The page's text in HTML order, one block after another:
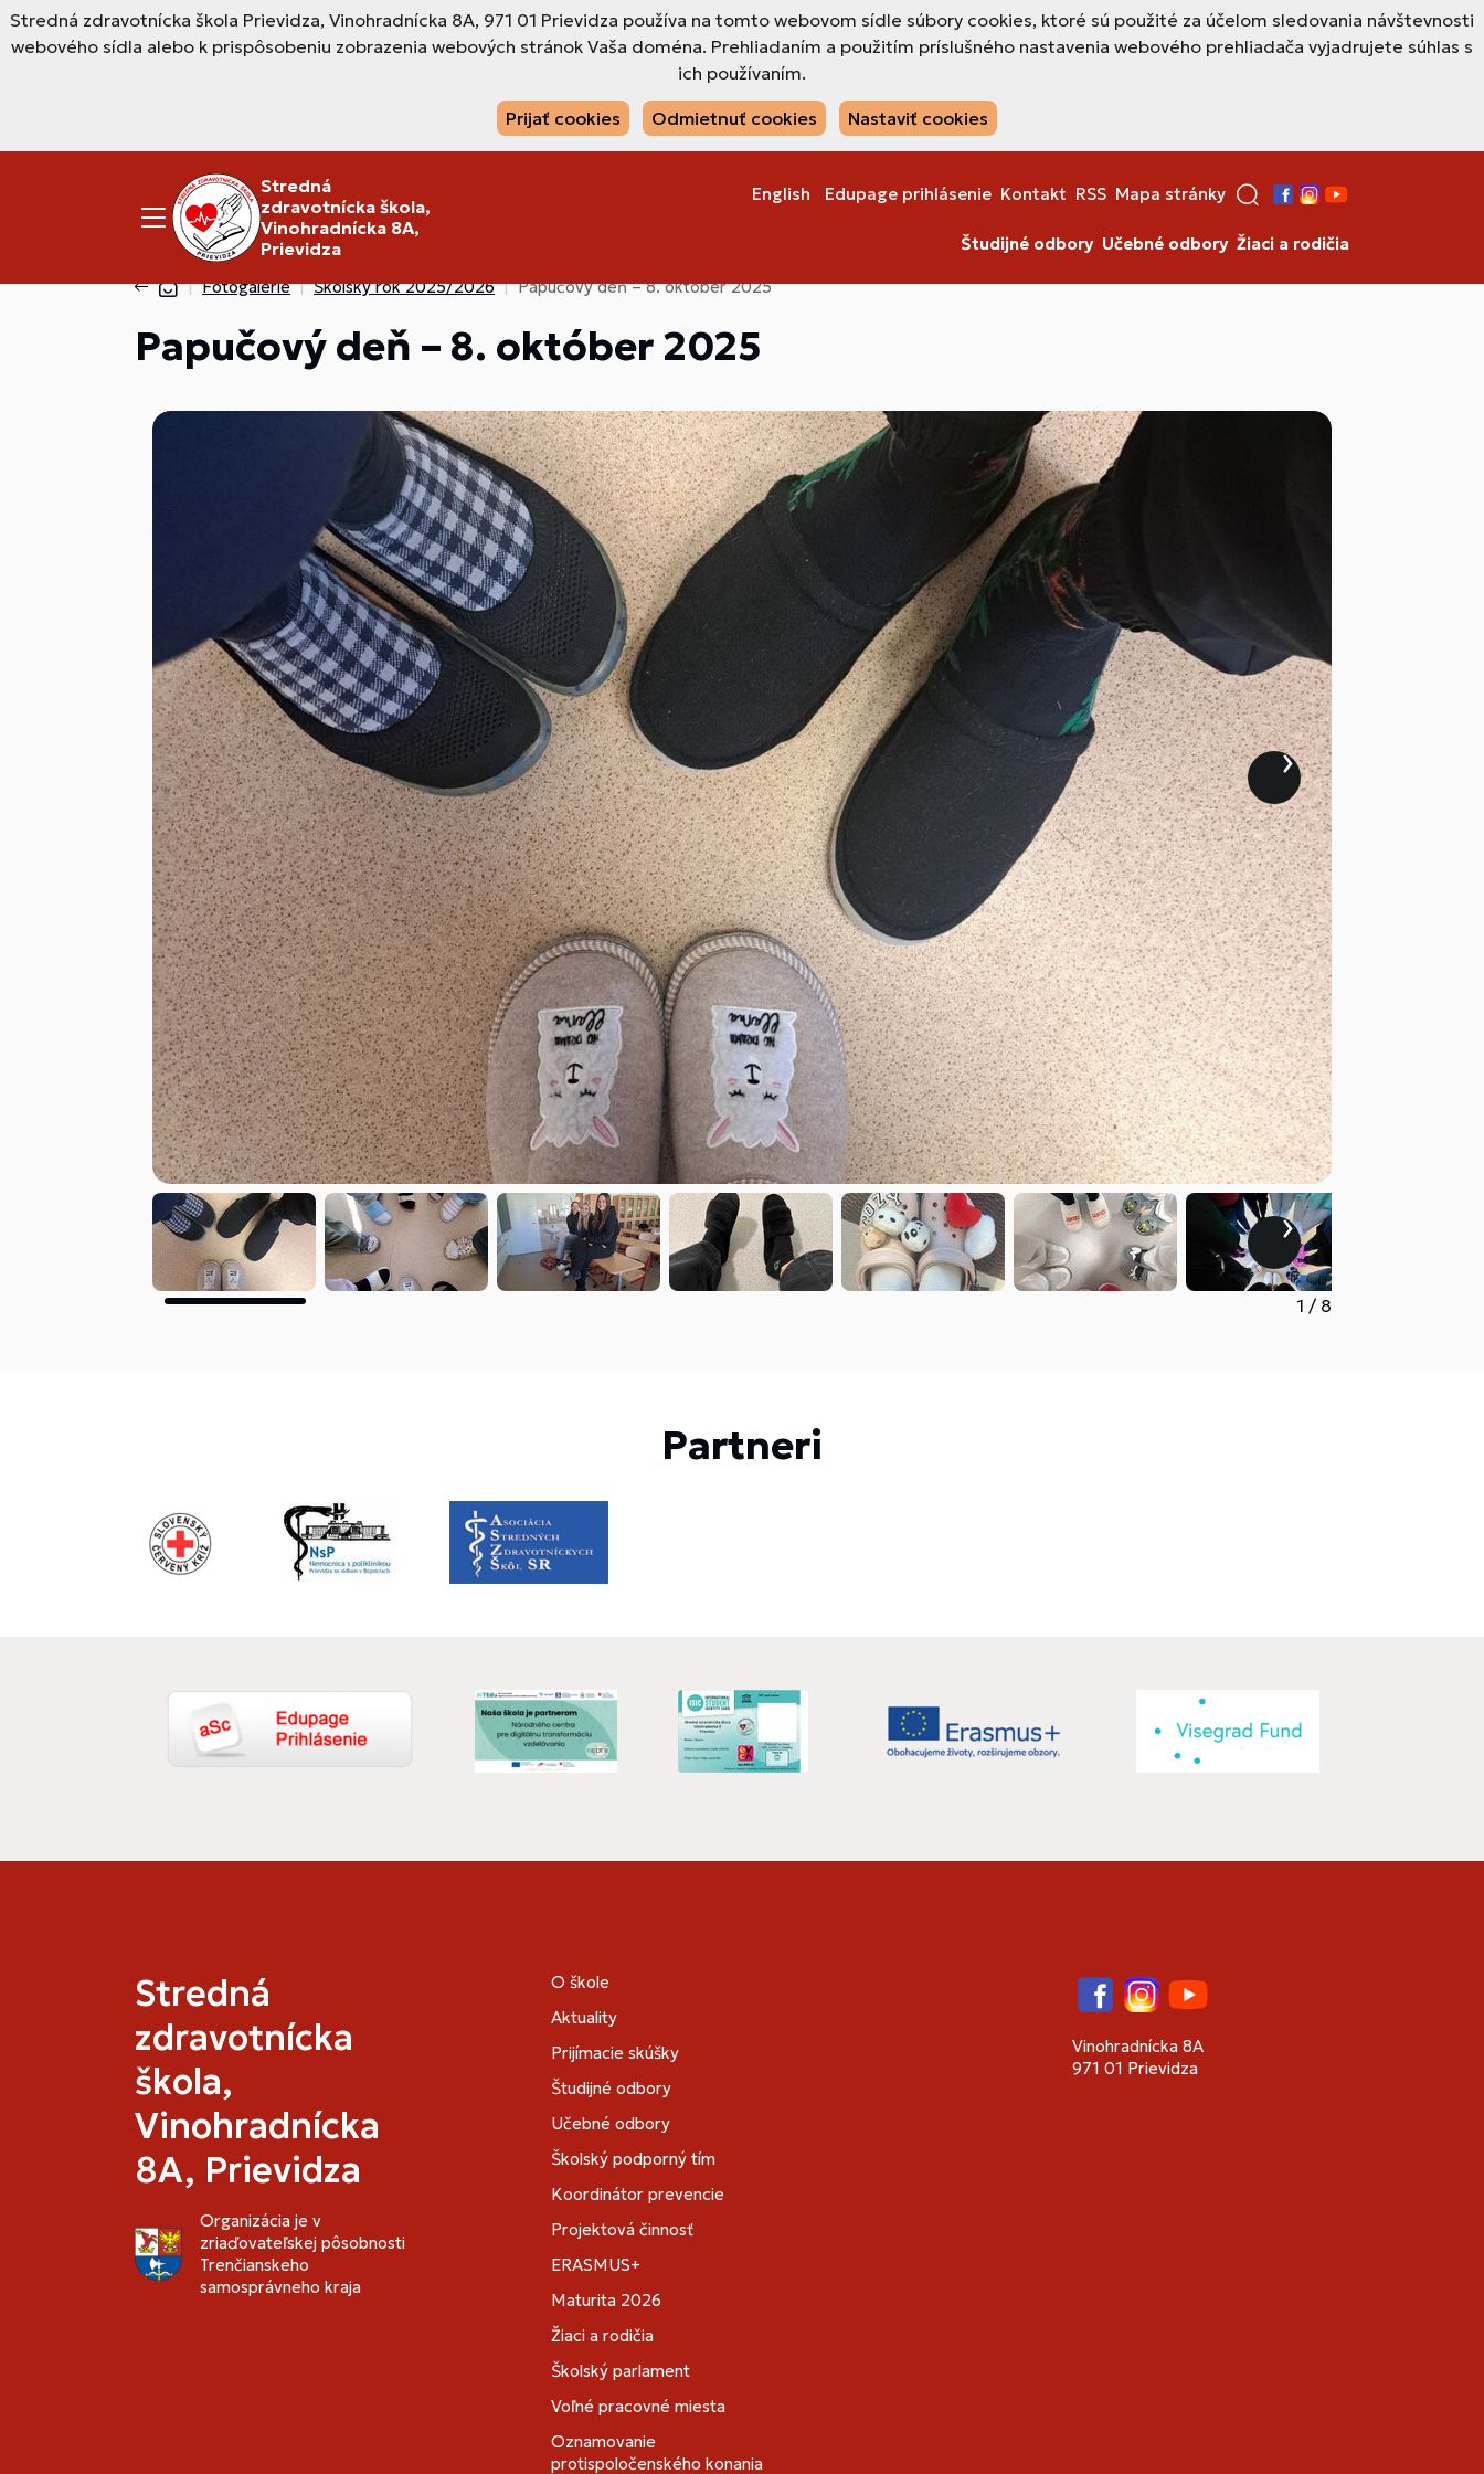
Stredná zdravotnícka škola Prievidza, Vinohradnícka 8A, 971 01 Prievidza používa na tomto webovom sídle súbory cookies, ktoré sú použité za účelom sledovania návštevnosti
webového sídla alebo k prispôsobeniu zobrazenia webových stránok Vaša doména. Prehliadaním a použitím príslušného nastavenia webového prehliadača vyjadrujete súhlas s
ich používaním.
Prijať cookies Odmietnuť cookies Nastaviť cookies
Stredná
zdravotnícka škola,
Vinohradnícka 8A,
Prievidza
English Edupage prihlásenie Kontakt RSS Mapa stránky
Facebook
Instagram
YouTube
Študijné odbory Učebné odbory Žiaci a rodičia
Fotogalérie Školský rok 2025/2026 Papučový deň – 8. október 2025
Papučový deň – 8. október 2025
1 / 8
Partneri
Stredná
zdravotnícka
škola,
Vinohradnícka
8A, Prievidza
Organizácia je v
zriaďovateľskej pôsobnosti
Trenčianskeho
samosprávneho kraja
O škole
Aktuality
Prijímacie skúšky
Študijné odbory
Učebné odbory
Školský podporný tím
Koordinátor prevencie
Projektová činnosť
ERASMUS+
Maturita 2026
Žiaci a rodičia
Školský parlament
Voľné pracovné miesta
Oznamovanie
protispoločenského konania
FacebookInstagramYouTube
Vinohradnícka 8A
971 01 Prievidza